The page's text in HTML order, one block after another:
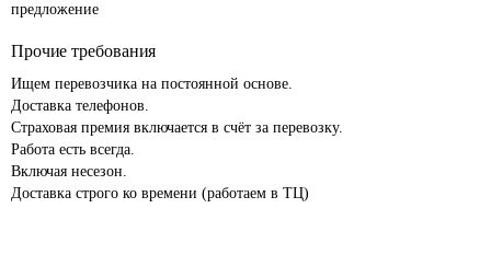
предложение
Прочие требования
Ищем перевозчика на постоянной основе.
Доставка телефонов.
Страховая премия включается в счёт за перевозку.
Работа есть всегда.
Включая несезон.
Доставка строго ко времени (работаем в ТЦ)